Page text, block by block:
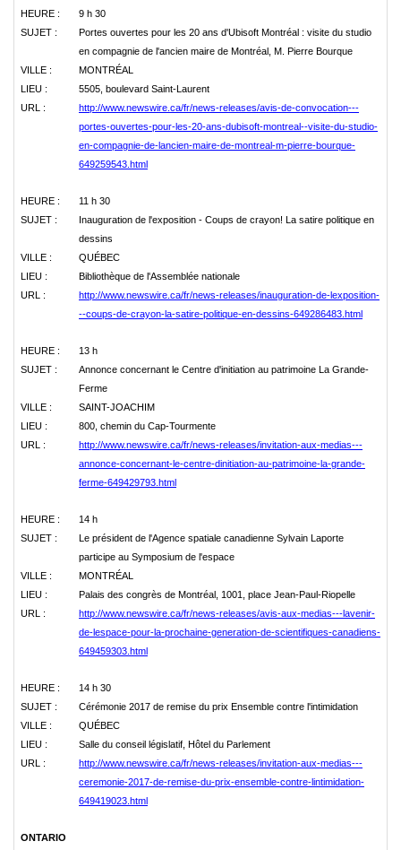
HEURE :
9 h 30
SUJET :
Portes ouvertes pour les 20 ans d'Ubisoft Montréal : visite du studio
en compagnie de l'ancien maire de Montréal, M. Pierre Bourque
VILLE :
MONTRÉAL
LIEU :
5505, boulevard Saint-Laurent
URL :
http://www.newswire.ca/fr/news-releases/avis-de-convocation---
portes-ouvertes-pour-les-20-ans-dubisoft-montreal--visite-du-studio-
en-compagnie-de-lancien-maire-de-montreal-m-pierre-bourque-
649259543.html
HEURE :
11 h 30
SUJET :
Inauguration de l'exposition - Coups de crayon! La satire politique en
dessins
VILLE :
QUÉBEC
LIEU :
Bibliothèque de l'Assemblée nationale
URL :
http://www.newswire.ca/fr/news-releases/inauguration-de-lexposition-
--coups-de-crayon-la-satire-politique-en-dessins-649286483.html
HEURE :
13 h
SUJET :
Annonce concernant le Centre d'initiation au patrimoine La Grande-
Ferme
VILLE :
SAINT-JOACHIM
LIEU :
800, chemin du Cap-Tourmente
URL :
http://www.newswire.ca/fr/news-releases/invitation-aux-medias---
annonce-concernant-le-centre-dinitiation-au-patrimoine-la-grande-
ferme-649429793.html
HEURE :
14 h
SUJET :
Le président de l'Agence spatiale canadienne Sylvain Laporte
participe au Symposium de l'espace
VILLE :
MONTRÉAL
LIEU :
Palais des congrès de Montréal, 1001, place Jean-Paul-Riopelle
URL :
http://www.newswire.ca/fr/news-releases/avis-aux-medias---lavenir-
de-lespace-pour-la-prochaine-generation-de-scientifiques-canadiens-
649459303.html
HEURE :
14 h 30
SUJET :
Cérémonie 2017 de remise du prix Ensemble contre l'intimidation
VILLE :
QUÉBEC
LIEU :
Salle du conseil législatif, Hôtel du Parlement
URL :
http://www.newswire.ca/fr/news-releases/invitation-aux-medias---
ceremonie-2017-de-remise-du-prix-ensemble-contre-lintimidation-
649419023.html
ONTARIO